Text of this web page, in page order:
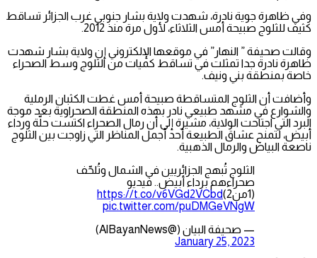
وفي ظاهرة جوية نادرة، شهدت ولاية بشار جنوبي غرب الجزائر تساقط
كثيف للثلوج صبيحة أمس الثلاثاء، لأول مرة منذ 2012.
وقالت صحيفة ” النهار” في موقعها الإلكتروني إن ولاية بشار شهدت
ظاهرة نادرة جدا تمثلت في تساقط كميات من الثلوج وسط الصحراء
خاصة بمنطقة بني ونيف.
وأضافت أن الثلوج المتساقطة صبيحة أمس غطت الكثبان الرملية
والشوارع في مشهد طبيعي نادر بهذه المنطقة الصحراوية بعد موجة
البرد التي اجتاحت الولاية، مشيرة إلى أن رمال الصحراء اكتست حلّة ورداء
أبيض، لتمنح عشاق الطبيعة أحد أجمل المناظر التي زاوجت بين الثلوج
ناصعة البياض والرمال الذهبية.
الثلوج تُبهج الجزائريين في الشمال وتُلحّف
صحراءهم برداء أبيض.. فيديو
(1من2)
https://t.co/v6VGd2VCbd
pic.twitter.com/puDMGeVNgW
— صحيفة البيان (@AlBayanNews)
January 25, 2023